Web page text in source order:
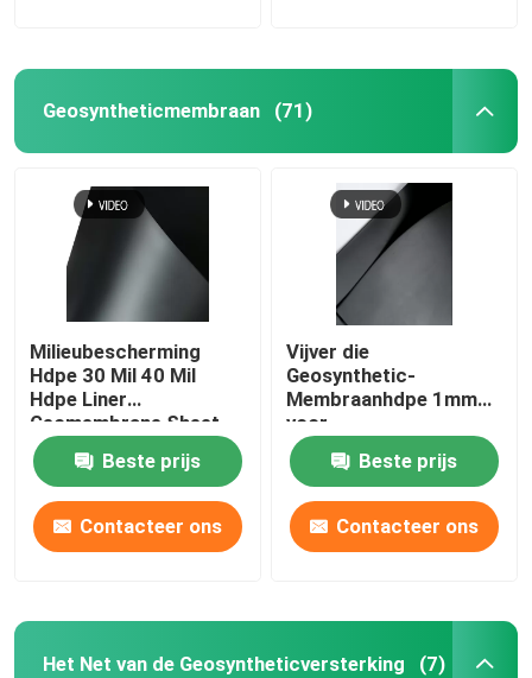
Geosyntheticmembraan (71)
Milieubescherming
Hdpe 30 Mil 40 Mil
Hdpe Liner
Geomembrane Sheet
Beste prijs
Contacteer ons
Vijver die
Geosynthetic-
Membraanhdpe 1mm
voor
Milieubescherming
waterdicht maken
Beste prijs
Contacteer ons
Het Net van de Geosyntheticversterking (7)